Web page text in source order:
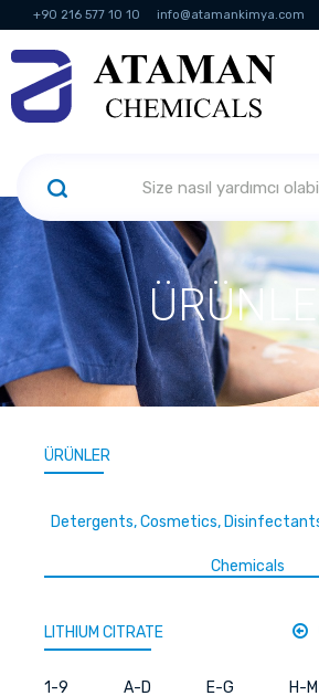
+90 216 577 10 10 info@atamankimya.com
KVKK Politikası Bilgi Toplumu
ÜRÜNLER
Detergents, Cosmetics,
Chemicals
LITHIUM CITRATE
1-9 A-D E-G H-M